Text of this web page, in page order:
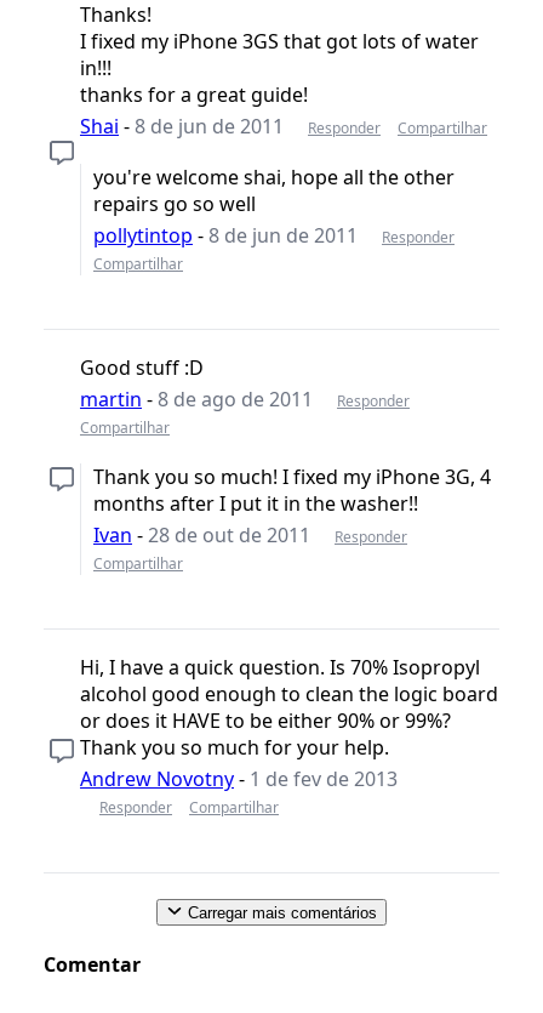
Thanks!
I fixed my iPhone 3GS that got lots of water
in!!!
thanks for a great guide!
Shai -8 de jun de 2011 Responder Compartilhar
you're welcome shai, hope all the other
repairs go so well
pollytintop -8 de jun de 2011
Responder
Compartilhar
Good stuff :D
martin -8 de ago de 2011
Responder
Compartilhar
Thank you so much! I fixed my iPhone 3G, 4
months after I put it in the washer!!
Ivan -28 de out de 2011
Responder
Compartilhar
Hi, I have a quick question. Is 70% Isopropyl
alcohol good enough to clean the logic board
or does it HAVE to be either 90% or 99%?
Thank you so much for your help.
Andrew Novotny- 1 de fev de 2013
Responder Compartilhar
Carregar mais comentários
Comentar